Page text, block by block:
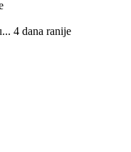
4 dana ranije